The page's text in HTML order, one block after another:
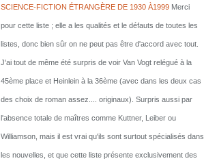
SCIENCE-FICTION ÉTRANGÈRE DE 1930 À1999 Merci
pour cette liste ; elle a les qualités et le défauts de toutes les
listes, donc bien sûr on ne peut pas être d'accord avec tout.
J'ai tout de même été surpris de voir Van Vogt relégué à la
45ème place et Heinlein à la 36ème (avec dans les deux cas
des choix de roman assez.... originaux). Surpris aussi par
l'absence totale de maîtres comme Kuttner, Leiber ou
Williamson, mais il est vrai qu'ils sont surtout spécialisés dans
les nouvelles, et que cette liste présente exclusivement des